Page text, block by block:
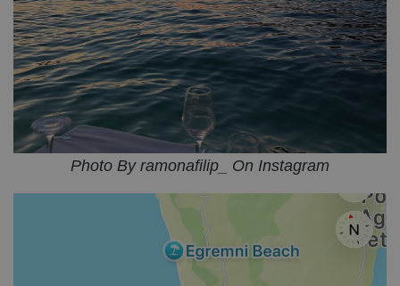
Photo By ramonafilip_ On Instagram